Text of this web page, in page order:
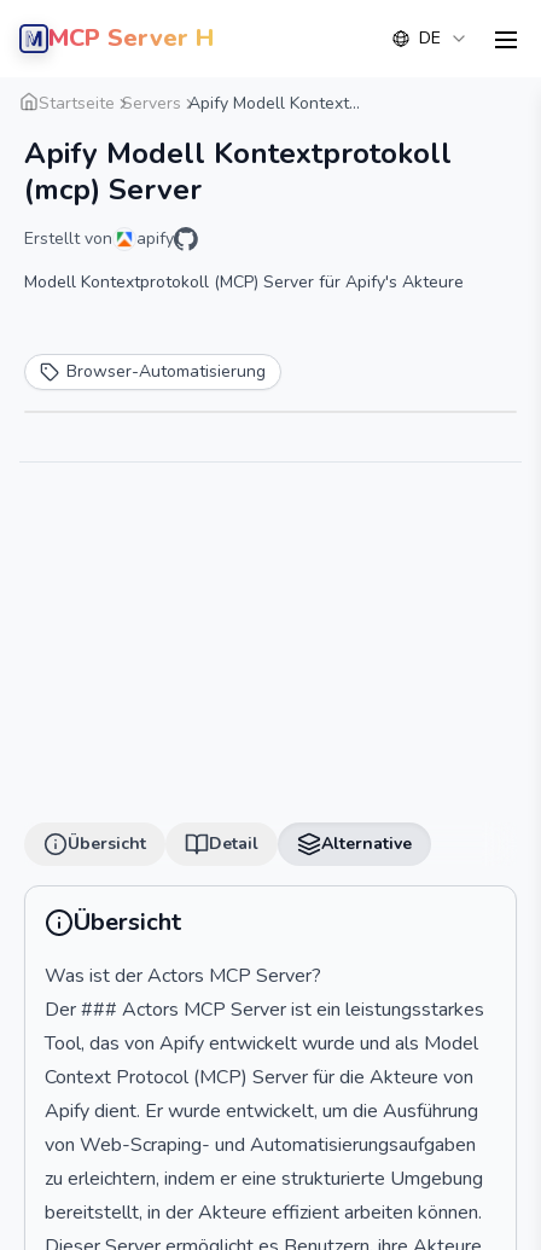
MCP Server Hub DE
Startseite Servers Apify Modell Kontext...
Apify Modell Kontextprotokoll
(mcp) Server
Erstellt von
apify
Modell Kontextprotokoll (MCP) Server für Apify's Akteure
Browser-Automatisierung
Übersicht Detail Alternative
Übersicht Detail Alternative
Übersicht
Was ist der Actors MCP Server?
Der ### Actors MCP Server ist ein leistungsstarkes
Tool, das von Apify entwickelt wurde und als Model
Context Protocol (MCP) Server für die Akteure von
Apify dient. Er wurde entwickelt, um die Ausführung
von Web-Scraping- und Automatisierungsaufgaben
zu erleichtern, indem er eine strukturierte Umgebung
bereitstellt, in der Akteure effizient arbeiten können.